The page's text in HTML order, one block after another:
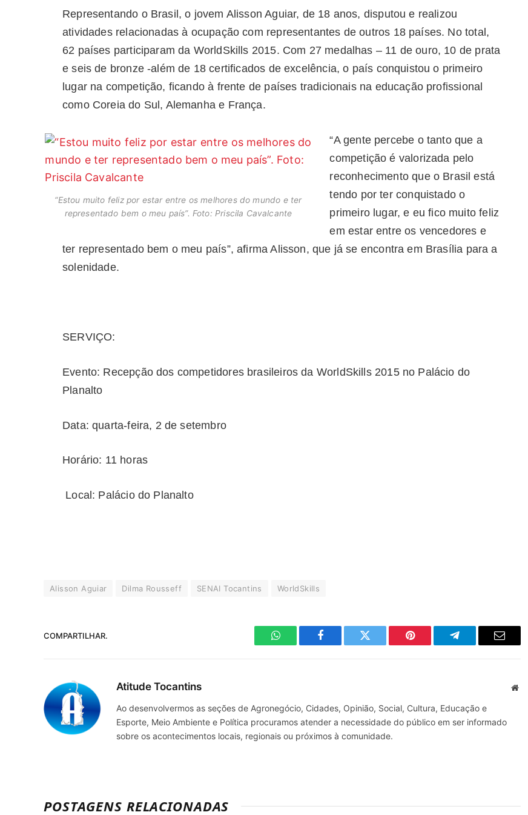
Representando o Brasil, o jovem Alisson Aguiar, de 18 anos, disputou e realizou
atividades relacionadas à ocupação com representantes de outros 18 países. No total,
62 países participaram da WorldSkills 2015. Com 27 medalhas – 11 de ouro, 10 de prata
e seis de bronze -além de 18 certificados de excelência, o país conquistou o primeiro
lugar na competição, ficando à frente de países tradicionais na educação profissional
como Coreia do Sul, Alemanha e França.
“Estou muito feliz por estar entre os melhores do mundo e ter
representado bem o meu país”. Foto: Priscila Cavalcante
“A gente percebe o tanto que a
competição é valorizada pelo
reconhecimento que o Brasil está
tendo por ter conquistado o
primeiro lugar, e eu fico muito feliz
em estar entre os vencedores e
ter representado bem o meu país”, afirma Alisson, que já se encontra em Brasília para a
solenidade.
SERVIÇO:
​Evento: Recepção dos competidores brasileiros da WorldSkills 2015 no Palácio do
Planalto
​​Data: quarta-feira, 2 de setembro
​​Horário: 11 horas
​​ Local: Palácio do Planalto
Alisson Aguiar Dilma Rousseff SENAI Tocantins WorldSkills
COMPARTILHAR.
WhatsAppFacebook Twitter Pinterest TelegramaE-
Atitude Tocantins Site
Ao desenvolvermos as seções de Agronegócio, Cidades, Opinião, Social, Cultura, Educação e
Esporte, Meio Ambiente e Política procuramos atender a necessidade do público em ser informado
sobre os acontecimentos locais, regionais ou próximos à comunidade.
POSTAGENS RELACIONADAS